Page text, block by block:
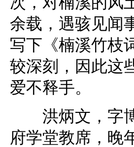
余载，遇骇见闻
写下《楠溪竹枝
较深刻，因此这
爱不释手。
洪炳文，字博
府学堂教席，晚